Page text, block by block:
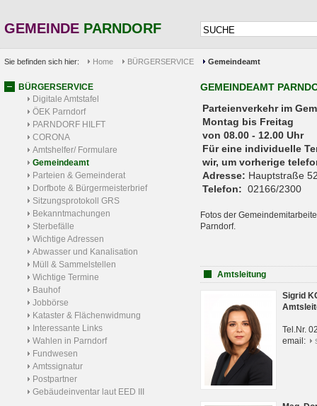
GEMEINDE PARNDORF
Sie befinden sich hier: Home BÜRGERSERVICE Gemeindeamt
BÜRGERSERVICE
Digitale Amtstafel
ÖEK Parndorf
PARNDORF HILFT
CORONA
Amtshelfer/ Formulare
Gemeindeamt
Parteien & Gemeinderat
Dorfbote & Bürgermeisterbrief
Sitzungsprotokoll GRS
Bekanntmachungen
Sterbefälle
Wichtige Adressen
Abwasser und Kanalisation
Müll & Sammelstellen
Wichtige Termine
Bauhof
Jobbörse
Kataster & Flächenwidmung
Interessante Links
Wahlen in Parndorf
Fundwesen
Amtssignatur
Postpartner
Gebäudeinventar laut EED III
GEMEINDEAMT
Parteienverkehr
Montag bis Freitag
von 08.00 - 12.00 Uhr
Für eine individuelle
wir, um vorherige
Adresse: Hauptstraße
Telefon: 02166/2300
Fotos der
Parndorf.
Amtsleitung
Sigrid
Tel.Nr.
email: